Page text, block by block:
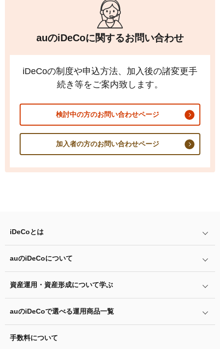
auのiDeCoに関するお問い合わせ
iDeCoの制度や申込方法、加入後の諸変更手
続き等をご案内致します。
検討中の方のお問い合わせページ
加入者の方のお問い合わせページ
iDeCoとは
iDeCoとは
iDeCoのメリットと留意点
掛金と拠出限度額
iDeCoの給付金について
auのiDeCoについて
auのiDeCoについて
auのiDeCoの加入方法
他社のiDeCoからの変更方法
資産運用・資産形成について学ぶ
あなたのお金を働き者に
マネーのレシピ
auのiDeCoで選べる運用商品一覧
リスク許容度診断
手数料について